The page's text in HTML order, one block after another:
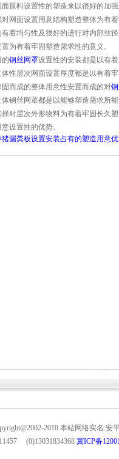
原料设置性的塑造来以很好的加
网面设置用意结构塑造整体为有
着均匀性及很好的进行对内部丝
为有着牢固塑造需求性的意义。
钢丝网罩设置性的安装都是以有
性层次网面设置厚度都是以有着
而成的整体用意性安置而成的对
钢丝网罩都是以能够塑造需求所
对层次外形物料为有着牢固长久
设置性的优势。
猪漏粪板设置安装占有的塑造用意
2010 本站网络实名:安
(0)13031834368 冀ICP备